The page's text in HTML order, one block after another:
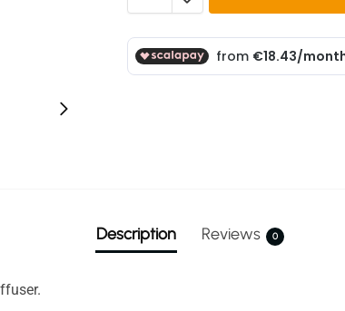
Description Reviews 0